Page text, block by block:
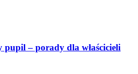
pupil – porady dla właścicieli